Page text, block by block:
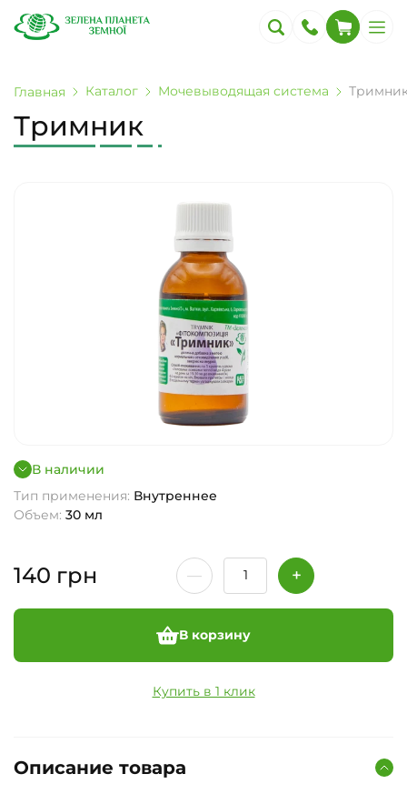
Главная Каталог Мочевыводящая система
Тримник
В наличии
Тип применения: Внутреннее
Объем: 30 мл
140 грн
В корзину
Купить в 1 клик
Описание товара